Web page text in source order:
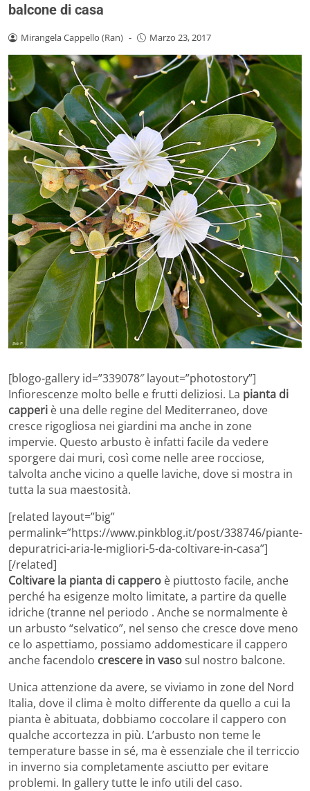
balcone di casa
Mirangela Cappello (Ran) - Marzo 23, 2017
[blogo-gallery id=”339078″ layout=”photostory”]
Infiorescenze molto belle e frutti deliziosi. La pianta di
capperi è una delle regine del Mediterraneo, dove
cresce rigogliosa nei giardini ma anche in zone
impervie. Questo arbusto è infatti facile da vedere
sporgere dai muri, così come nelle aree rocciose,
talvolta anche vicino a quelle laviche, dove si mostra in
tutta la sua maestosità.
[related layout=”big”
permalink=”https://www.pinkblog.it/post/338746/piante-
depuratrici-aria-le-migliori-5-da-coltivare-in-casa”]
[/related]
Coltivare la pianta di cappero è piuttosto facile, anche
perché ha esigenze molto limitate, a partire da quelle
idriche (tranne nel periodo . Anche se normalmente è
un arbusto “selvatico”, nel senso che cresce dove meno
ce lo aspettiamo, possiamo addomesticare il cappero
anche facendolo crescere in vasosul nostro balcone.
Unica attenzione da avere, se viviamo in zone del Nord
Italia, dove il clima è molto differente da quello a cui la
pianta è abituata, dobbiamo coccolare il cappero con
qualche accortezza in più. L’arbusto non teme le
temperature basse in sé, ma è essenziale che il terriccio
in inverno sia completamente asciutto per evitare
problemi. In gallery tutte le info utili del caso.